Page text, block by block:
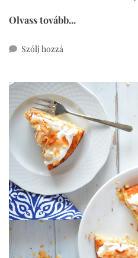
Olvass tovább...
Szólj hozzá
gyümölcsös
kosarak